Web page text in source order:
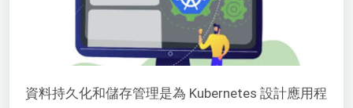
資料持久化和儲存管理是為 Kubernetes 設計應用程